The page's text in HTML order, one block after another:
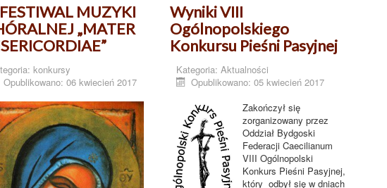
MUZYKI
„MATER
konkursy
Opublikowano: 06 kwiecień 2017
Wyniki VIII
Ogólnopolskiego
Konkursu Pieśni Pasyjnej
Kategoria: Aktualności
Opublikowano: 05 kwiecień 2017
Zakończył się
zorganizowany przez
Oddział Bydgoski
Federacji Caecilianum
VIII Ogólnopolski
Konkurs Pieśni Pasyjnej,
który odbył się w dniach